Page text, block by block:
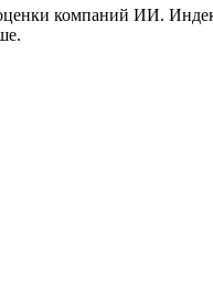
компаний ИИ.